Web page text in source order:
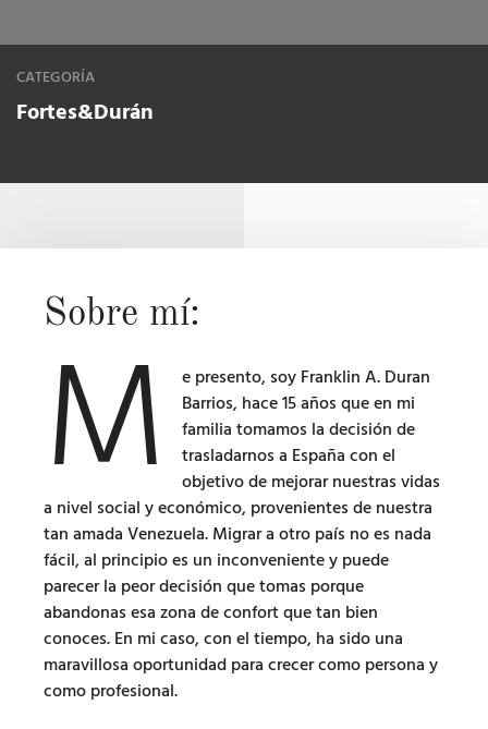
CATEGORÍA
Fortes&Durán
Sobre mí:
M
e presento, soy Franklin A. Duran
Barrios, hace 15 años que en mi
familia tomamos la decisión de
trasladarnos a España con el
objetivo de mejorar nuestras vidas
a nivel social y económico, provenientes de nuestra
tan amada Venezuela. Migrar a otro país no es nada
fácil, al principio es un inconveniente y puede
parecer la peor decisión que tomas porque
abandonas esa zona de confort que tan bien
conoces. En mi caso, con el tiempo, ha sido una
maravillosa oportunidad para crecer como persona y
como profesional.